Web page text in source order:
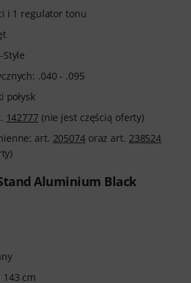
i 1 regulator tonu
Style
.040 - .095
połysk
142777 (nie jest częścią oferty)
art. 205074oraz art. 238524
Aluminium Black
143 cm